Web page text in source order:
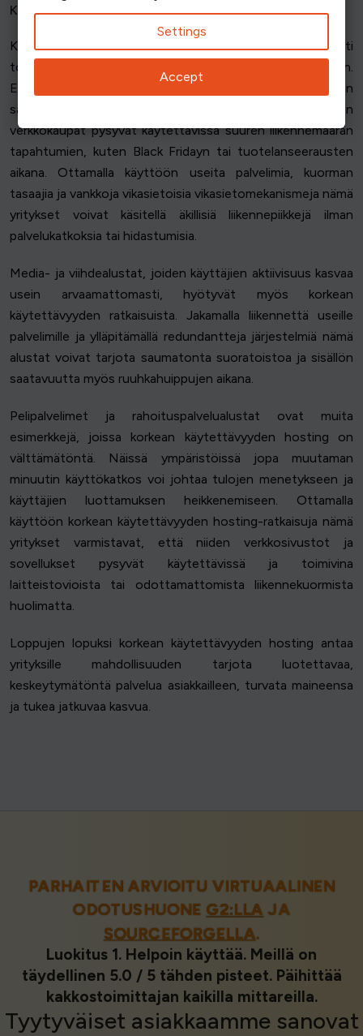
Korkean saatavuuden ratkaisut käytännössä
Korkean käytettävyyden ratkaisuja käytetään laajalti
toimialoilla, joilla verkkosivuston käytettävyys on kriittinen.
Esimerkiksi verkkokauppasivustot luottavat korkean
saatavuuden hostingiin varmistaakseen, että niiden
verkkokaupat pysyvät käytettävissä suuren liikennemäärän
tapahtumien, kuten Black Fridayn tai tuotelanseerausten
aikana. Ottamalla käyttöön useita palvelimia, kuorman
tasaajia ja vankkoja vikasietoisia vikasietomekanismeja nämä
yritykset voivat käsitellä äkillisiä liikennepiikkejä ilman
palvelukatkoksia tai hidastumisia.
Media- ja viihdealustat, joiden käyttäjien aktiivisuus kasvaa
usein arvaamattomasti, hyötyvät myös korkean
käytettävyyden ratkaisuista. Jakamalla liikennettä useille
palvelimille ja ylläpitämällä redundantteja järjestelmiä nämä
alustat voivat tarjota saumatonta suoratoistoa ja sisällön
saatavuutta myös ruuhkahuippujen aikana.
Pelipalvelimet ja rahoituspalvelualustat ovat muita
esimerkkejä, joissa korkean käytettävyyden hosting on
välttämätöntä. Näissä ympäristöissä jopa muutaman
minuutin käyttökatkos voi johtaa tulojen menetykseen ja
käyttäjien luottamuksen heikkenemiseen. Ottamalla
käyttöön korkean käytettävyyden hosting-ratkaisuja nämä
yritykset varmistavat, että niiden verkkosivustot ja
sovellukset pysyvät käytettävissä ja toimivina
laitteistovioista tai odottamattomista liikennekuormista
huolimatta.
Loppujen lopuksi korkean käytettävyyden hosting antaa
yrityksille mahdollisuuden tarjota luotettavaa,
keskeytymätöntä palvelua asiakkailleen, turvata maineensa
ja tukea jatkuvaa kasvua.
PARHAITEN ARVIOITU VIRTUAALINEN
ODOTUSHUONE G2:LLAJA
SOURCEFORGELLA.
Luokitus 1. Helpoin käyttää. Meillä on
täydellinen 5.0 / 5 tähden pisteet. Päihittää
kakkostoimittajan kaikilla mittareilla.
Tyytyväiset asiakkaamme sanovat
Settings
Accept